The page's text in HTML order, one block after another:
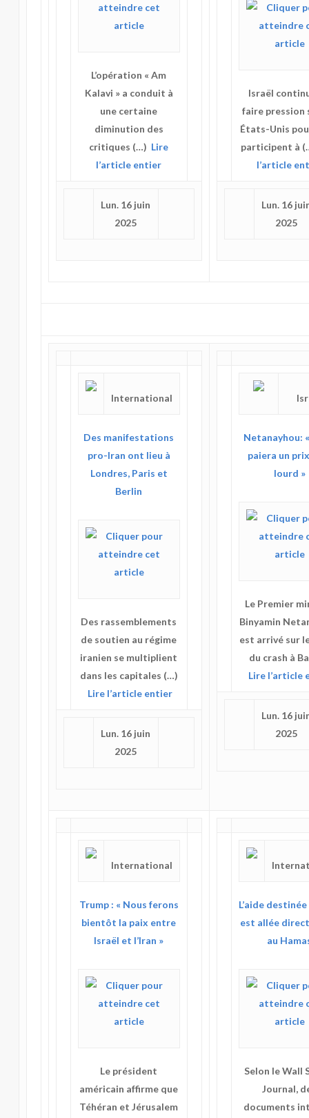
L’opération « Am
Kalavi » a conduit à
une certaine
diminution des
critiques (…) Lire
l’article entier
Lun. 16 juin
2025
Israël
faire pression
États-Unis
participent à
l’article
Lun. 16
2025
International
Des manifestations
pro-Iran ont lieu à
Londres, Paris et
Berlin
Des rassemblements
de soutien au régime
iranien se multiplient
dans les capitales (…)
Lire l’article entier
Lun. 16 juin
2025
Netanayhou: «
paiera un
lourd »
Le Premier
Binyamin
est arrivé sur
du crash à
Lire l’article
Lun. 16
2025
International
Trump : « Nous ferons
bientôt la paix entre
Israël et l’Iran »
Le président
américain affirme que
Téhéran et Jérusalem
L’aide
est allée
au
Selon le Wall
Journal,
documents